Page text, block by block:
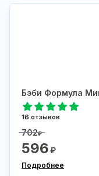
Бэби Формула
16 отзывов
702₽
596₽
Подробнее